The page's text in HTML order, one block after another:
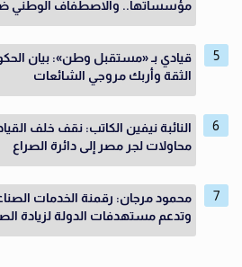
مؤسساتها.. والاصطفاف الوطني
قيادي بـ «مستقبل وطن»: بيان
الثقة وأربك مروجي الشائعات
النائبة نيفين الكاتب: نقف خلف
محاولات لجر مصر إلى دائرة الصراع
محمود مرجان: رقمنة الخدمات
وتدعم مستهدفات الدولة لزيادة